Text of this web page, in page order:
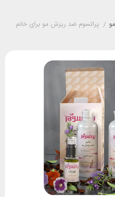
/ پراتسوم ضد ریزش مو برای خانم ها